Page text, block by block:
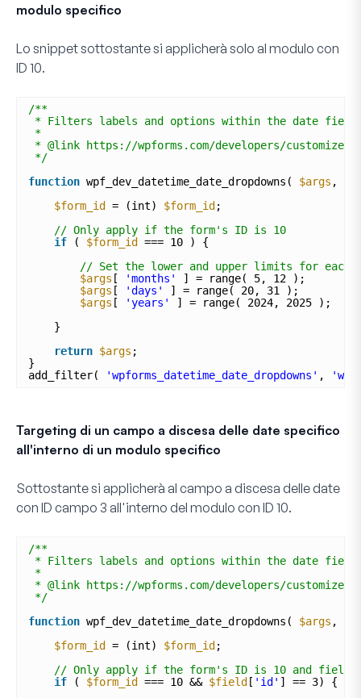
modulo specifico
Lo snippet sottostante si applicherà solo al modulo con
ID 10.
/**
* Filters labels and options within the date
*
* @link https://wpforms.com/developers/
*/
function wpf_dev_datetime_date_dropdowns( $args ,
$form_id = (int) $form_id;
// Only apply if the form's ID is 10
if
( $form_id === 10 ) {
// Set the lower and upper limits for each
$args [ 'months'
] = range( 5, 12 );
$args [ 'days'
] = range( 20, 31 );
$args [ 'years'
] = range( 2024, 2025 );
}
return $args ;
}
add_filter(
'wpforms_datetime_date_dropdowns' ,
Targeting di un campo a discesa delle date specifico
all'interno di un modulo specifico
Sottostante si applicherà al campo a discesa delle date
con ID campo 3 all'interno del modulo con ID 10.
/**
* Filters labels and options within the date
*
* @link https://wpforms.com/developers/
*/
function wpf_dev_datetime_date_dropdowns( $args ,
$form_id = (int) $form_id;
// Only apply if the form's ID is 10 and field
if
( $form_id === 10 && $field[ 'id' ] == 3) {